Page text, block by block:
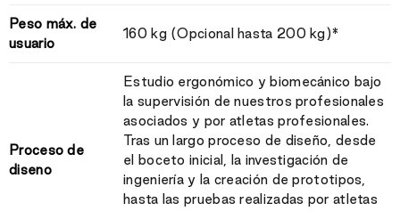
Peso máx. de
usuario
160 kg (Opcional hasta 200 kg)*
Proceso de
diseno
Estudio ergonómico y biomecánico bajo
la supervisión de nuestros profesionales
asociados y por atletas profesionales.
Tras un largo proceso de diseño, desde
el boceto inicial, la investigación de
ingeniería y la creación de prototipos,
hasta las pruebas realizadas por atletas